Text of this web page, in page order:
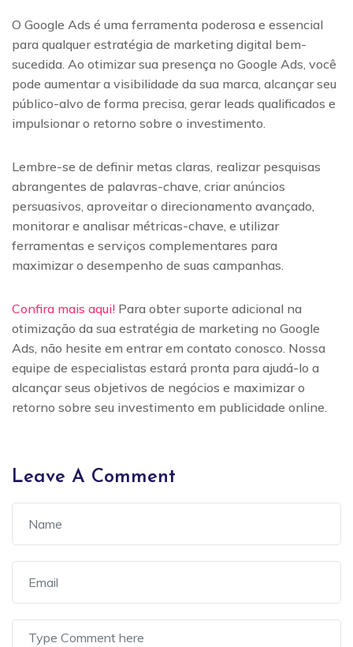
O Google Ads é uma ferramenta poderosa e essencial
para qualquer estratégia de marketing digital bem-
sucedida. Ao otimizar sua presença no Google Ads, você
pode aumentar a visibilidade da sua marca, alcançar seu
público-alvo de forma precisa, gerar leads qualificados e
impulsionar o retorno sobre o investimento.
Lembre-se de definir metas claras, realizar pesquisas
abrangentes de palavras-chave, criar anúncios
persuasivos, aproveitar o direcionamento avançado,
monitorar e analisar métricas-chave, e utilizar
ferramentas e serviços complementares para
maximizar o desempenho de suas campanhas.
Confira mais aqui! Para obter suporte adicional na
otimização da sua estratégia de marketing no Google
Ads, não hesite em entrar em contato conosco. Nossa
equipe de especialistas estará pronta para ajudá-lo a
alcançar seus objetivos de negócios e maximizar o
retorno sobre seu investimento em publicidade online.
Leave A Comment